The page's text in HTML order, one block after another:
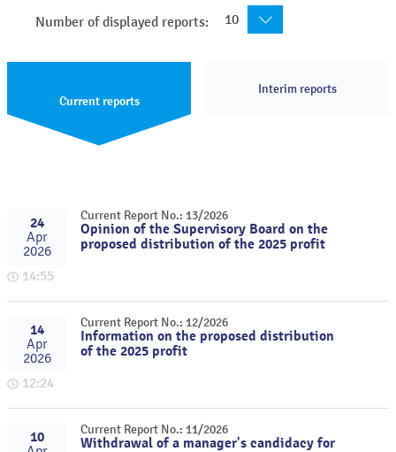
Number of displayed reports: 10
Current reports
Interim reports
24
Apr
2026
14:55
Current Report No.: 13/2026
Opinion of the Supervisory Board on the
proposed distribution of the 2025 profit
14
Apr
2026
12:24
Current Report No.: 12/2026
Information on the proposed distribution
of the 2025 profit
10
Current Report No.: 11/2026
Withdrawal of a manager's candidacy for